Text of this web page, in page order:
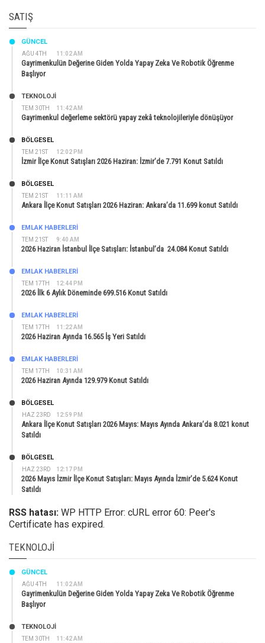
SATIŞ
AĞU 4TH 11:02 AM
GÜNCEL
Gayrimenkulün Değerine Giden Yolda Yapay Zeka Ve Robotik Öğrenme
Başlıyor
TEM 30TH 11:42 AM
TEKNOLOJİ
Gayrimenkul değerleme sektörü yapay zekâ teknolojileriyle dönüşüyor
TEM 21ST 12:02 PM
BÖLGESEL
İzmir İlçe Konut Satışları 2026 Haziran: İzmir’de 7.791 Konut Satıldı
TEM 21ST 11:11 AM
BÖLGESEL
Ankara İlçe Konut Satışları 2026 Haziran: Ankara’da 11.699 konut Satıldı
TEM 21ST 9:40 AM
EMLAK HABERLERI
2026 Haziran İstanbul İlçe Satışları: İstanbul’da 24.084 Konut Satıldı
TEM 17TH 12:44 PM
EMLAK HABERLERI
2026 İlk 6 Aylık Döneminde 699.516 Konut Satıldı
TEM 17TH 11:22 AM
EMLAK HABERLERI
2026 Haziran Ayında 16.565 İş Yeri Satıldı
TEM 17TH 10:31 AM
EMLAK HABERLERI
2026 Haziran Ayında 129.979 Konut Satıldı
HAZ 23RD 12:59 PM
BÖLGESEL
Ankara İlçe Konut Satışları 2026 Mayıs: Mayıs Ayında Ankara’da 8.021 konut
Satıldı
HAZ 23RD 12:17 PM
BÖLGESEL
2026 Mayıs İzmir İlçe Konut Satışları: Mayıs Ayında İzmir’de 5.624 Konut
Satıldı
RSS hatası: WP HTTP Error: cURL error 60: Peer's
Certificate has expired.
TEKNOLOJI
AĞU 4TH 11:02 AM
GÜNCEL
Gayrimenkulün Değerine Giden Yolda Yapay Zeka Ve Robotik Öğrenme
Başlıyor
TEM 30TH 11:42 AM
TEKNOLOJİ